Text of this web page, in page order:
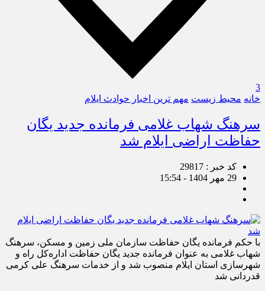
3
خانه محیط زیست مهم ترین اخبار حوادث ایلام
سرهنگ شهاب غلامی فرمانده جدید یگان
حفاظت اراضی ایلام شد
کد خبر : 29817
29 مهر 1404 - 15:54
با حکم فرمانده یگان حفاظت سازمان ملی زمین و مسکن، سرهنگ
شهاب غلامی به عنوان فرمانده جدید یگان حفاظت اداره‌کل راه و
شهرسازی استان ایلام منصوب شد و از خدمات سرهنگ علی کرمی
قدردانی شد